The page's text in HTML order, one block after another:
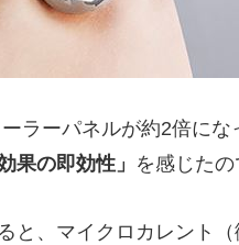
ラーパネルが約2倍にな
果の即効性」
を感じたの
と、マイクロカレント